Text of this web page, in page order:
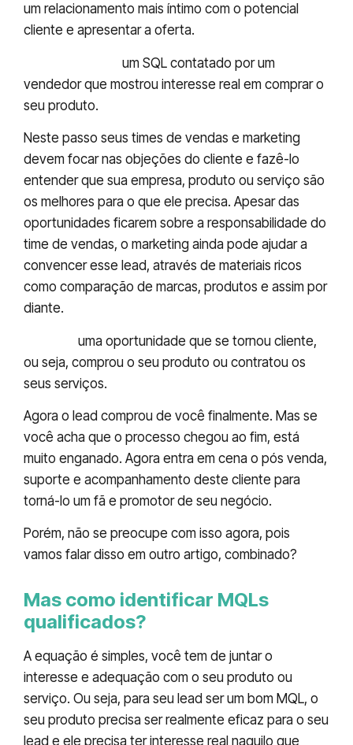
um relacionamento mais íntimo com o potencial
cliente e apresentar a oferta.
um SQL contatado por um
vendedor que mostrou interesse real em comprar o
seu produto.
Neste passo seus times de vendas e marketing
devem focar nas objeções do cliente e fazê-lo
entender que sua empresa, produto ou serviço são
os melhores para o que ele precisa. Apesar das
oportunidades ficarem sobre a responsabilidade do
time de vendas, o marketing ainda pode ajudar a
convencer esse lead, através de materiais ricos
como comparação de marcas, produtos e assim por
diante.
uma oportunidade que se tornou cliente,
ou seja, comprou o seu produto ou contratou os
seus serviços.
Agora o lead comprou de você finalmente. Mas se
você acha que o processo chegou ao fim, está
muito enganado. Agora entra em cena o pós venda,
suporte e acompanhamento deste cliente para
torná-lo um fã e promotor de seu negócio.
Porém, não se preocupe com isso agora, pois
vamos falar disso em outro artigo, combinado?
Mas como identificar MQLs
qualificados?
A equação é simples, você tem de juntar o
interesse e adequação com o seu produto ou
serviço. Ou seja, para seu lead ser um bom MQL, o
seu produto precisa ser realmente eficaz para o seu
lead e ele precisa ter interesse real naquilo que